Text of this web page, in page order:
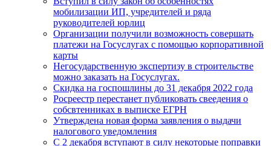
мобилизации ИП, учредителей и ряда
руководителей юрлиц
Организации получили возможность совершать
платежи на Госуслугах с помощью корпоративной
карты
Негосударственную экспертизу в строительстве
можно заказать на Госуслугах.
Скидка на госпошлины до 31 декабря 2022 года
Росреестр перестанет публиковать свеедения о
собсвтенниках в выписке ЕГРН
Утверждена новая форма заявления о выдачи
налогового уведомления
С 2 декабря вступают в силу некоторые поправки